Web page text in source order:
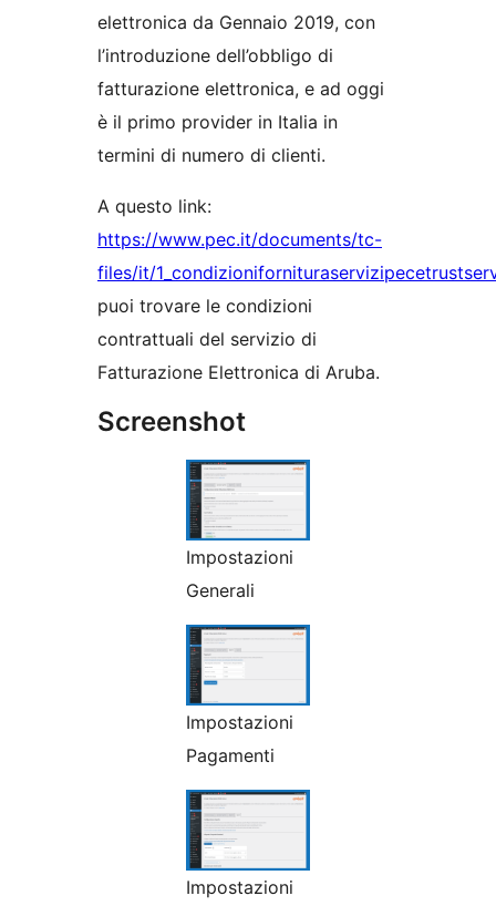
elettronica da Gennaio 2019, con
l’introduzione dell’obbligo di
fatturazione elettronica, e ad oggi
è il primo provider in Italia in
termini di numero di clienti.
A questo link:
https://www.pec.it/documents/tc-
files/it/
puoi trovare le condizioni
contrattuali del servizio di
Fatturazione Elettronica di Aruba.
Screenshot
Impostazioni
Generali
Impostazioni
Pagamenti
Impostazioni